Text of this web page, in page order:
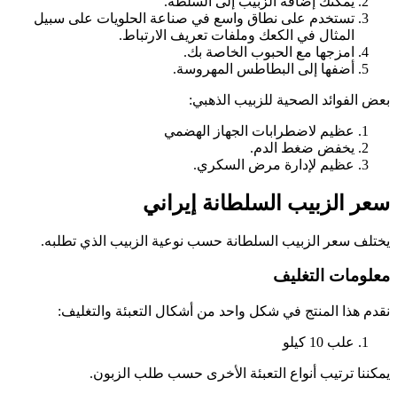
تستخدم على نطاق واسع في صناعة الحلويات على سبيل
المثال في الكعك وملفات تعريف الارتباط.
امزجها مع الحبوب الخاصة بك.
أضفها إلى البطاطس المهروسة.
بعض الفوائد الصحية للزبيب الذهبي:
عظيم لاضطرابات الجهاز الهضمي
يخفض ضغط الدم.
عظيم لإدارة مرض السكري.
سعر الزبيب السلطانة إيراني
يختلف سعر الزبيب السلطانة حسب نوعية الزبيب الذي تطلبه.
معلومات التغليف
نقدم هذا المنتج في شكل واحد من أشكال التعبئة والتغليف:
علب 10 كيلو
يمكننا ترتيب أنواع التعبئة الأخرى حسب طلب الزبون.